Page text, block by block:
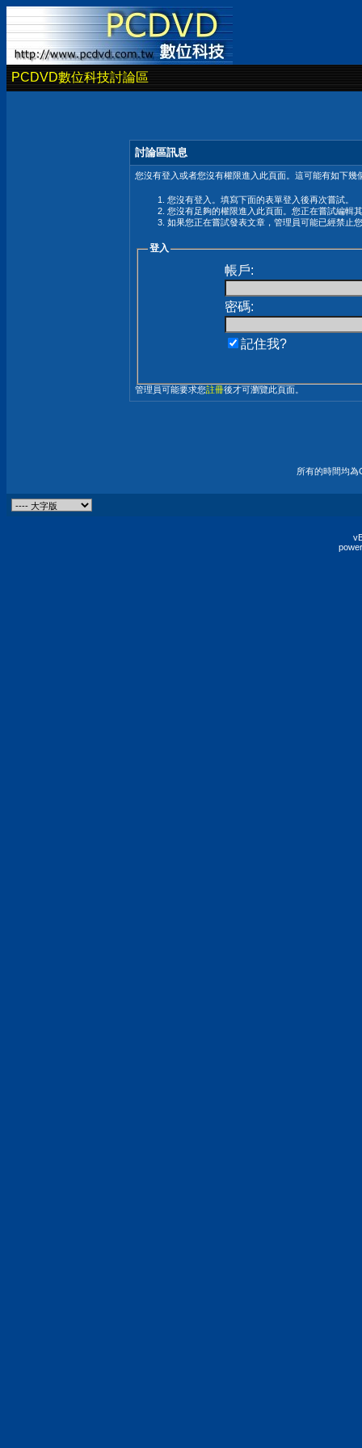
PCDVD數位科技討論區
討論區訊息
您沒有登入或者您沒有權限進入此頁面。這可能有如下幾
您沒有登入。填寫下面的表單登入後再次嘗試。
您沒有足夠的權限進入此頁面。您正在嘗試編輯
如果您正在嘗試發表文章，管理員可能已經禁止
登入
帳戶:
密碼:
記住我?
管理員可能要求您註冊後才可瀏覽此頁面。
所有的時間均為